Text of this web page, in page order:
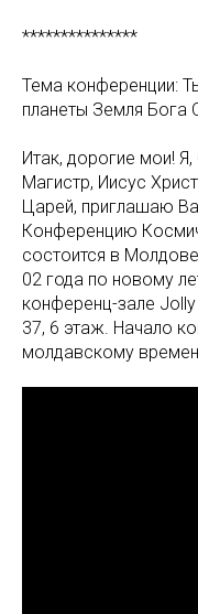
***************
Тема конференции:
планеты Земля Бога
Итак, дорогие мои!
Магистр, Иисус
Царей, приглашаю
Конференцию
состоится в
02 года по новому
конференц-зале
37, 6 этаж. Начало
молдавскому